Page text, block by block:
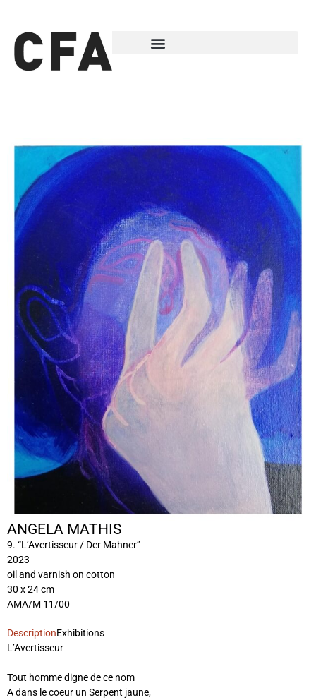
ANGELA MATHIS
9. “L’Avertisseur / Der Mahner”
2023
oil and varnish on cotton
30 x 24 cm
AMA/M 11/00
DescriptionExhibitions
L’Avertisseur
Tout homme digne de ce nom
A dans le coeur un Serpent jaune,